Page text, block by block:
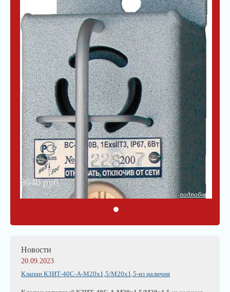
8640 руб.
подробнее
Новости
20.09.2023
Клапан КЗИТ-40С-А-М20х1,5/М20х1,5-из наличия